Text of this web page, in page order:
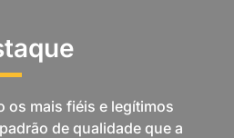
os mais fiéis e legítimos
de qualidade que a